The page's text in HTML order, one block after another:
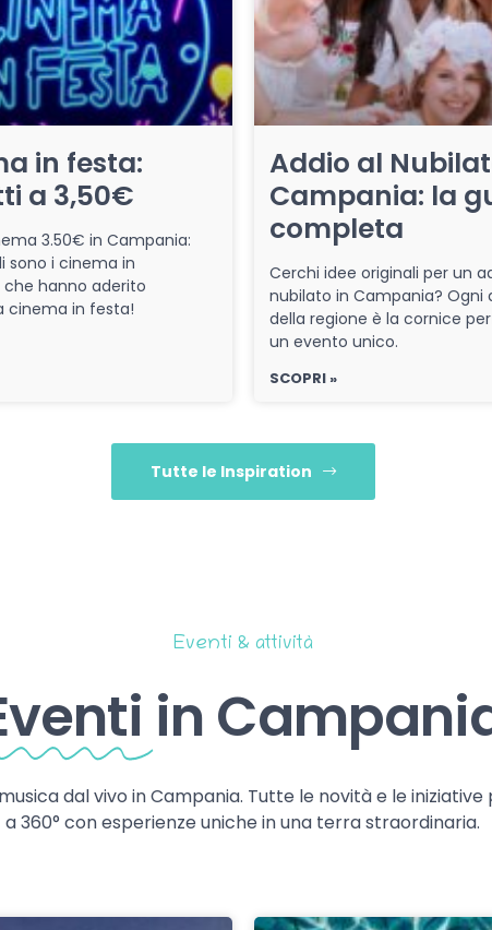
in festa:
a 3,50€
3.50€ in Campania:
sono i cinema in
hanno aderito
cinema in festa!
Addio al
Campania: la
completa
Cerchi idee originali per un
nubilato in Campania? Ogni
della regione è la cornice
un evento unico.
SCOPRI »
Tutte le Inspiration
Eventi & attività
in
dal vivo in Campania. Tutte le novità e le
a 360° con esperienze uniche in una terra straordinaria.